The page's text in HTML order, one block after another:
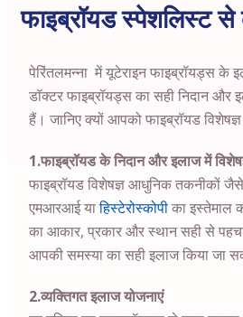
फाइब्रॉयड स्पेशलिस्ट से
पेरिंतलमन्ना में यूटेराइन फाइब्रॉयड्स
डॉक्टर फाइब्रॉयड्स का सही निदान और
हैं। जानिए क्यों आपको फाइब्रॉयड
1.फाइब्रॉयड के निदान और इलाज में
फाइब्रॉयड विशेषज्ञ आधुनिक तकनीकों
एमआरआई याहिस्टेरोस्कोपीका इस्तेमाल
का आकार, प्रकार और स्थान सही से
आपकी समस्या का सही इलाज किया जा
2.व्यक्तिगत इलाज योजनाएं